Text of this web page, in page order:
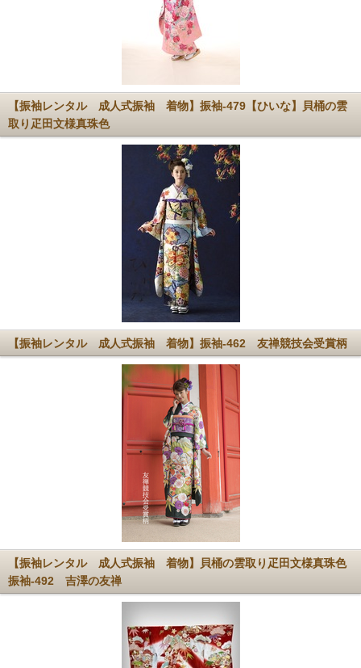
【振袖レンタル 成人式振袖 着物】振袖-479【ひいな】貝桶の雲
取り疋田文様真珠色
【振袖レンタル 成人式振袖 着物】振袖-462 友禅競技会受賞柄
【振袖レンタル 成人式振袖 着物】貝桶の雲取り疋田文様真珠色
振袖-492 吉澤の友禅